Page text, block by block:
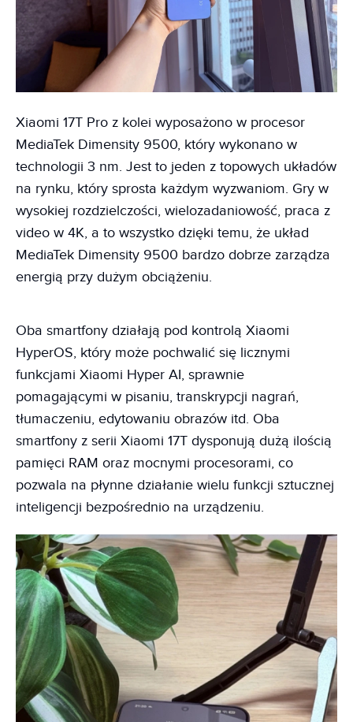
Xiaomi 17T Pro z kolei wyposażono w procesor
MediaTek Dimensity 9500, który wykonano w
technologii 3 nm. Jest to jeden z topowych układów
na rynku, który sprosta każdym wyzwaniom. Gry w
wysokiej rozdzielczości, wielozadaniowość, praca z
video w 4K, a to wszystko dzięki temu, że układ
MediaTek Dimensity 9500 bardzo dobrze zarządza
energią przy dużym obciążeniu.
Oba smartfony działają pod kontrolą Xiaomi
HyperOS, który może pochwalić się licznymi
funkcjami Xiaomi Hyper AI, sprawnie
pomagającymi w pisaniu, transkrypcji nagrań,
tłumaczeniu, edytowaniu obrazów itd. Oba
smartfony z serii Xiaomi 17T dysponują dużą ilością
pamięci RAM oraz mocnymi procesorami, co
pozwala na płynne działanie wielu funkcji sztucznej
inteligencji bezpośrednio na urządzeniu.